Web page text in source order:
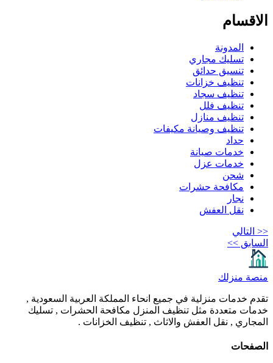
الاقسام
المدونة
تسليك مجاري
تنسيق حدائق
تنظيف خزانات
تنظيف سجاد
تنظيف فلل
تنظيف منازل
تنظيف وصيانة مكيفات
حداد
خدمات صيانة
خدمات عزل
شحن
مكافحة حشرات
نجار
نقل العفش
<< التالي
السابق >>
منصة منزلك
تقدم خدمات منزلية في جميع انحاء المملكة العربية السعودية ,
خدمات متعددة مثل تنظيف المنزل مكافحة الحشرات , تسليك
المجاري , نقل العفش والاثاث , تنظيف الخزانات .
الصفحات